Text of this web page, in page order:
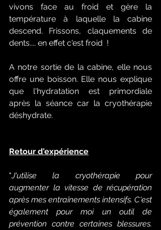
vivons face au froid et gère la
température à laquelle la cabine
descend. Frissons, claquements de
dents.... en effet c'est froid  !
A notre sortie de la cabine, elle nous
offre une boisson. Elle nous explique
que l'hydratation est primordiale
après la séance car la cryothérapie
déshydrate.
Retour d'expérience
"J'utilise la cryothérapie pour
augmenter la vitesse de récupération
après mes entraînements intensifs. C'est
également pour moi un outil de
prévention contre certaines blessures.